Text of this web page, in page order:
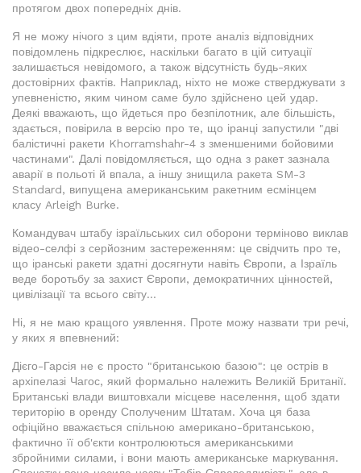
протягом двох попередніх днів.
Я не можу нічого з цим вдіяти, проте аналіз відповідних
повідомлень підкреслює, наскільки багато в цій ситуації
залишається невідомого, а також відсутність будь-яких
достовірних фактів. Наприклад, ніхто не може стверджувати з
упевненістю, яким чином саме було здійснено цей удар.
Деякі вважають, що йдеться про безпілотник, але більшість,
здається, повірила в версію про те, що іранці запустили "дві
балістичні ракети Khorramshahr-4 з зменшеними бойовими
частинами". Далі повідомляється, що одна з ракет зазнала
аварії в польоті й впала, а іншу знищила ракета SM-3
Standard, випущена американським ракетним есмінцем
класу Arleigh Burke.
Командувач штабу ізраїльських сил оборони терміново виклав
відео-селфі з серйозним застереженням: це свідчить про те,
що іранські ракети здатні досягнути навіть Європи, а Ізраїль
веде боротьбу за захист Європи, демократичних цінностей,
цивілізації та всього світу...
Ні, я не маю кращого уявлення. Проте можу назвати три речі,
у яких я впевнений:
Дієго-Гарсія не є просто "британською базою": це острів в
архіпелазі Чагос, який формально належить Великій Британії.
Британські влади виштовхали місцеве населення, щоб здати
територію в оренду Сполученим Штатам. Хоча ця база
офіційно вважається спільною американо-британською,
фактично її об'єкти контролюються американськими
збройними силами, і вони мають американське маркування.